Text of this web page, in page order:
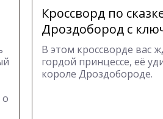
о
Кроссворд по
Дроздобород с
В этом кроссворде вас
гордой принцессе, её
короле Дроздобороде.